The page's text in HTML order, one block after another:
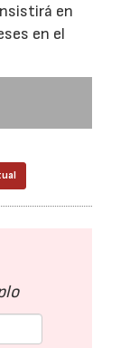
en
en el